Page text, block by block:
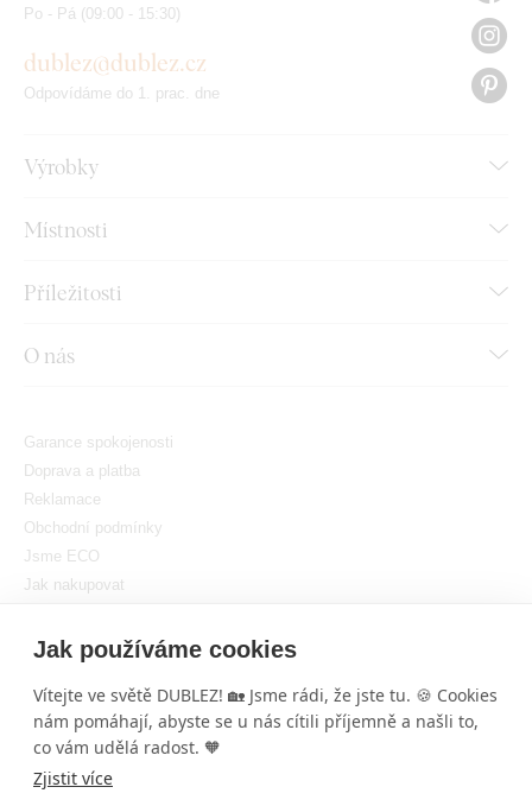
Jak používáme cookies
Vítejte ve světě DUBLEZ! 🏡 Jsme rádi, že jste tu. 🍪 Cookies
nám pomáhají, abyste se u nás cítili příjemně a našli to,
co vám udělá radost. 🧡
Zjistit více
Výrobky
Místnosti
Příležitosti
O nás
Po - Pá (09:00 - 15:30)
dublez@dublez.cz
Odpovídáme do 1. prac. dne
Garance spokojenosti
Doprava a platba
Reklamace
Obchodní podmínky
Jsme ECO
Jak nakupovat
Nastavit cookies
DUBLEZ
opravdu nádherná! Líbí se Vám tento styl nebo